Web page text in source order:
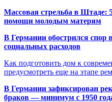
Массовая стрельба в Штаде:
помощи молодым матерям
В Германии обострился спор
социальных расходов
Как подготовить дом к
предусмотреть еще на этапе
В Германии зафиксирован
браков — минимум с 1950